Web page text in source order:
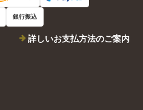
銀行振込
詳しいお支払方法のご案内